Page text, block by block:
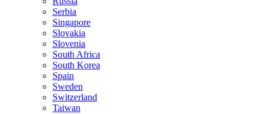
Serbia
Singapore
Slovakia
Slovenia
South Africa
South Korea
Spain
Sweden
Switzerland
Taiwan